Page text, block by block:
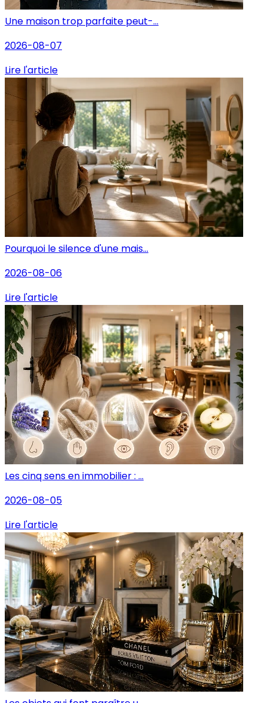
Une maison trop parfaite peut-...
2026-08-07
Lire l'article
Pourquoi le silence d'une mais...
2026-08-06
Lire l'article
Les cinq sens en immobilier : ...
2026-08-05
Lire l'article